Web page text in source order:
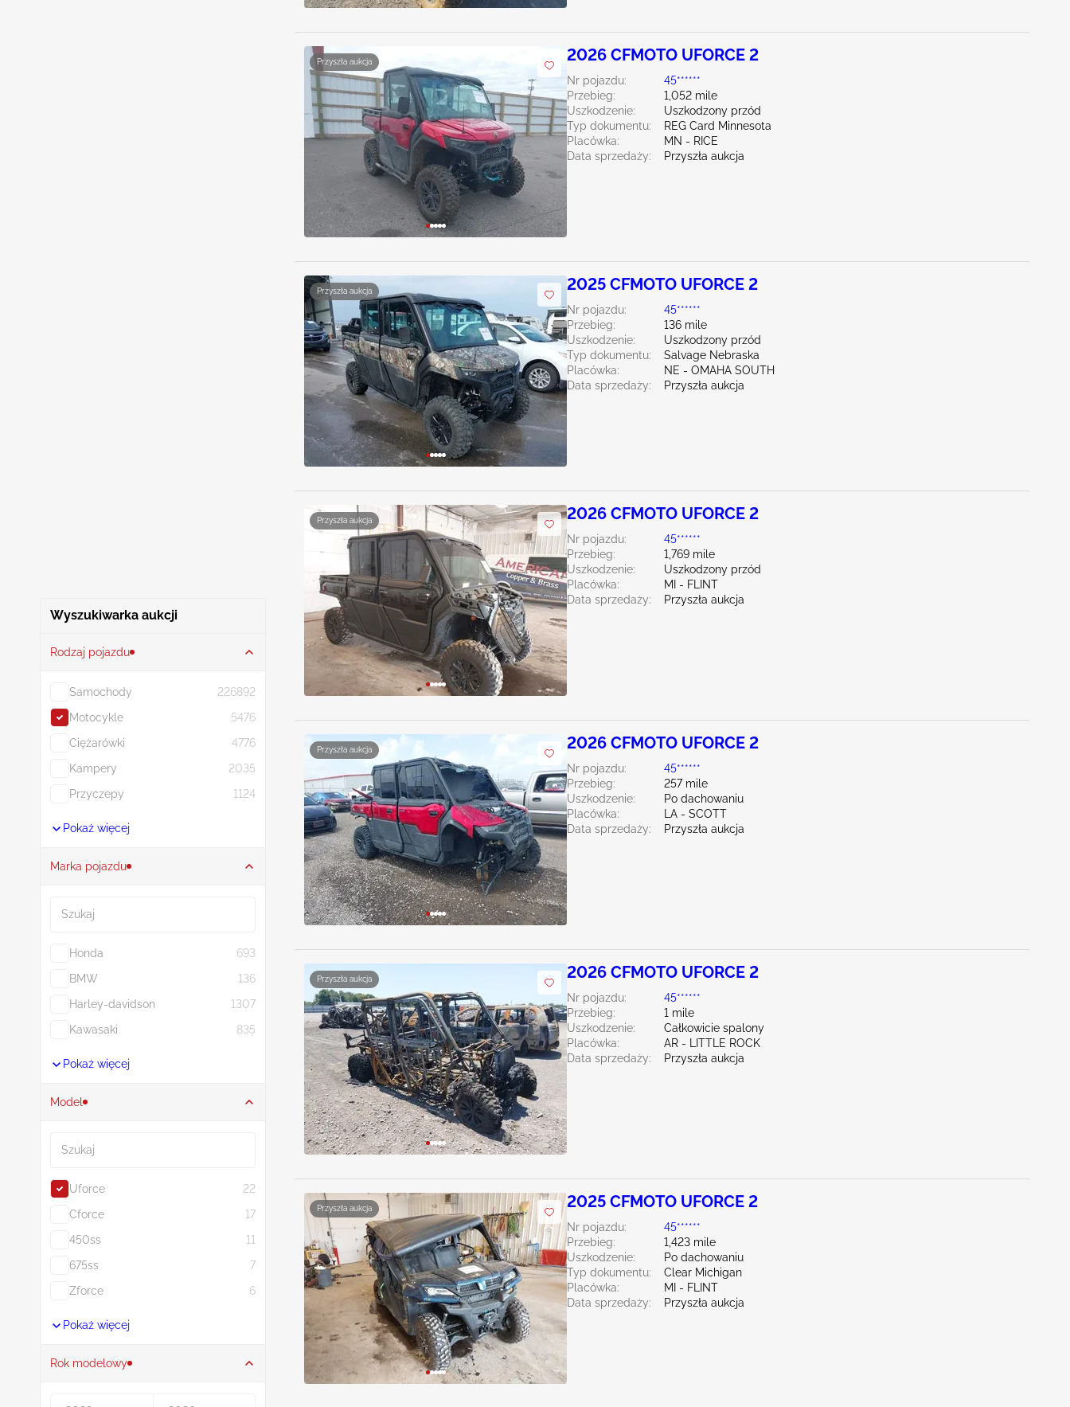
Wyszukiwarka aukcji
Rodzaj pojazdu
Samochody
226892
Motocykle
5476
Ciężarówki
4776
Kampery
2035
Przyczepy
1124
Pokaż więcej
Marka pojazdu
Honda
693
BMW
136
Harley-davidson
1307
Kawasaki
835
Pokaż więcej
Model
Uforce
22
Cforce
17
450ss
11
675ss
7
Zforce
6
Pokaż więcej
Rok modelowy
Przyszła aukcja 2026 CFMOTO UFORCE 2
Nr pojazdu:
45******
Przebieg:
1,052 mile
Uszkodzenie:
Uszkodzony przód
Typ dokumentu:
REG Card Minnesota
Placówka:
MN - RICE
Data sprzedaży:
Przyszła aukcja
Przyszła aukcja 2025 CFMOTO UFORCE 2
Nr pojazdu:
45******
Przebieg:
136 mile
Uszkodzenie:
Uszkodzony przód
Typ dokumentu:
Salvage Nebraska
Placówka:
NE - OMAHA SOUTH
Data sprzedaży:
Przyszła aukcja
Przyszła aukcja 2026 CFMOTO UFORCE 2
Nr pojazdu:
45******
Przebieg:
1,769 mile
Uszkodzenie:
Uszkodzony przód
Placówka:
MI - FLINT
Data sprzedaży:
Przyszła aukcja
Przyszła aukcja 2026 CFMOTO UFORCE 2
Nr pojazdu:
45******
Przebieg:
257 mile
Uszkodzenie:
Po dachowaniu
Placówka:
LA - SCOTT
Data sprzedaży:
Przyszła aukcja
Przyszła aukcja 2026 CFMOTO UFORCE 2
Nr pojazdu:
45******
Przebieg:
1 mile
Uszkodzenie:
Całkowicie spalony
Placówka:
AR - LITTLE ROCK
Data sprzedaży:
Przyszła aukcja
Przyszła aukcja 2025 CFMOTO UFORCE 2
Nr pojazdu:
45******
Przebieg:
1,423 mile
Uszkodzenie:
Po dachowaniu
Typ dokumentu:
Clear Michigan
Placówka:
MI - FLINT
Data sprzedaży:
Przyszła aukcja